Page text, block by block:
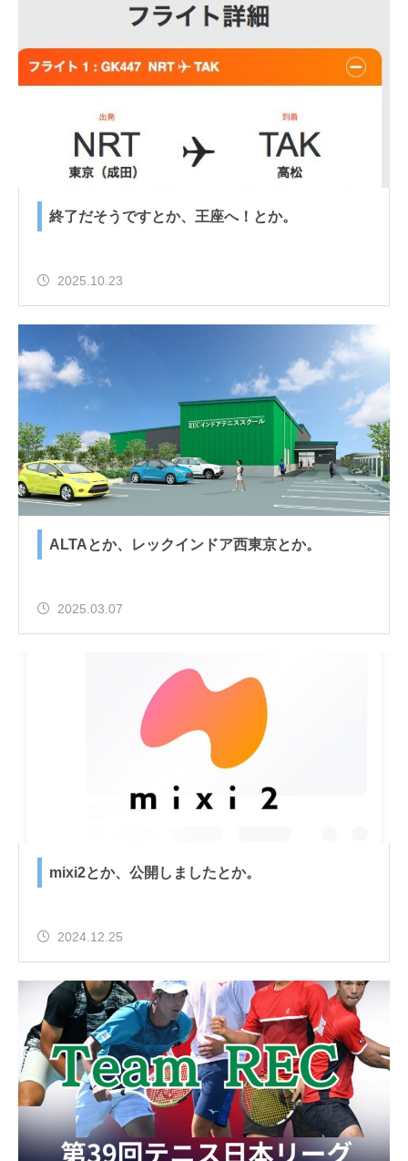
終了だそうですとか、王座へ！とか。
2025.10.23
ALTAとか、レックインドア西東京とか。
2025.03.07
mixi2とか、公開しましたとか。
2024.12.25